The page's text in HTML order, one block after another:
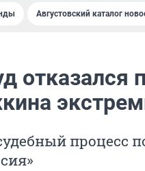
Августовский каталог
отказался
процесс